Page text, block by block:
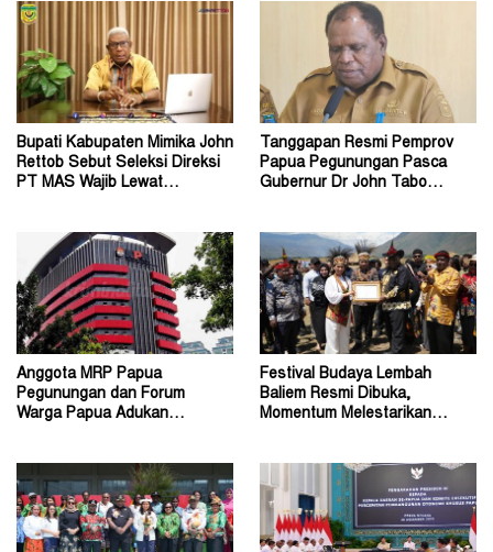
Bupati Kabupaten Mimika John
Rettob Sebut Seleksi Direksi
PT MAS Wajib Lewat
Tanggapan Resmi Pemprov
Papua Pegunungan Pasca
Gubernur Dr John Tabo
Anggota MRP Papua
Pegunungan dan Forum
Warga Papua Adukan
Festival Budaya Lembah
Baliem Resmi Dibuka,
Momentum Melestarikan